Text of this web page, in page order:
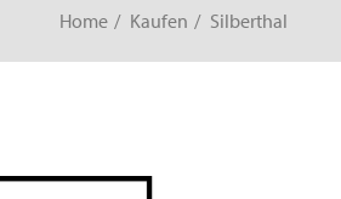
Home Kaufen Silberthal